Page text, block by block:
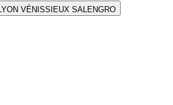
VÉNISSIEUX SALENGRO